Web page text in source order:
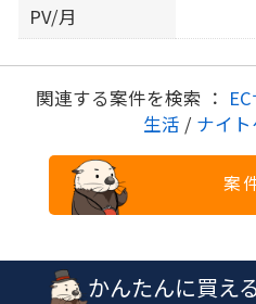
PV/月
関連する案件を検索 ：
生活 / ナイ
案
かんたんに買え